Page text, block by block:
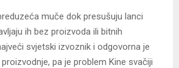
muče dok presušuju lanci
ih bez proizvoda ili bitnih
svjetski izvoznik i odgovorna je
pa je problem Kine svačiji